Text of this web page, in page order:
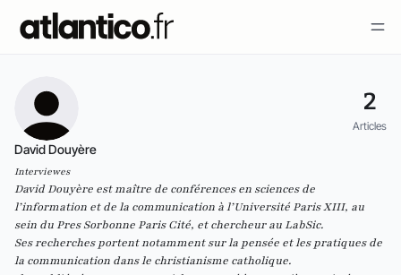
2
Articles
David Douyère
Interviewes
David Douyère est maître de conférences en sciences de
l’information et de la communication à l’Université Paris XIII, au
sein duPres Sorbonne Paris Cité, et chercheur auLabSic.
Ses recherches portent notamment sur la pensée et les pratiques de
la communication dans le christianisme catholique.